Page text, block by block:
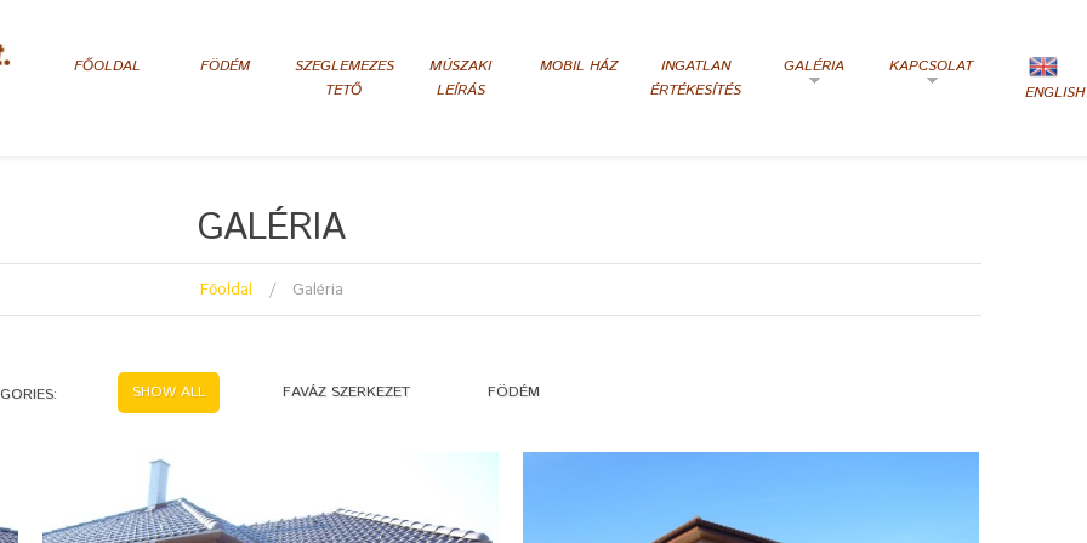
FŐOLDAL FÖDÉM
SZEGLEMEZES
TETŐ
MÚSZAKI
LEÍRÁS
MOBIL HÁZ
INGATLAN
ÉRTÉKESÍTÉS
GALÉRIA
KAPCSOLAT
ENGLISH
GALÉRIA
Főoldal Galéria
SHOW ALL FAVÁZ SZERKEZET FÖDÉM